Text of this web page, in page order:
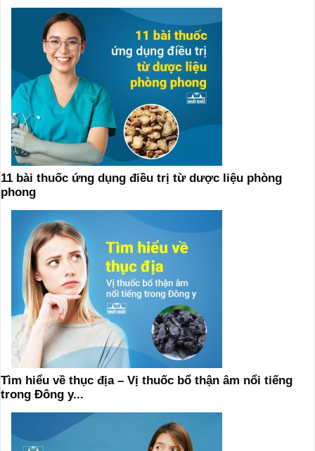
11 bài thuốc ứng dụng điều trị từ dược liệu phòng
phong
Tìm hiểu về thục địa – Vị thuốc bổ thận âm nổi tiếng
trong Đông y...